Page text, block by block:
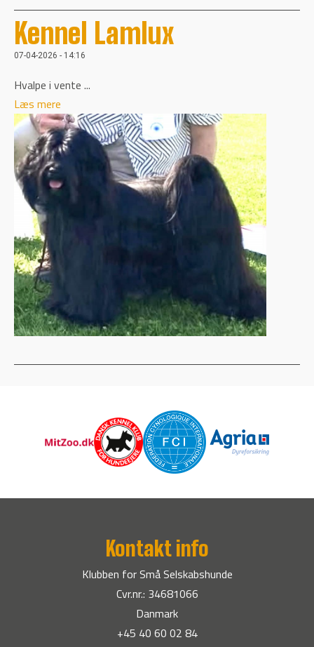
Kennel Lamlux
07-04-2026 - 14:16
Hvalpe i vente ...
Læs mere
Kontakt info
Klubben for Små Selskabshunde
Cvr.nr.: 34681066
Danmark
+45 40 60 02 84